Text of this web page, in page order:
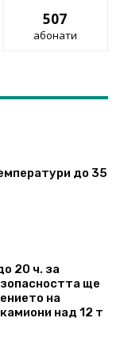
507
абонати
до 35
20 ч. за
ще
на
над 12 т